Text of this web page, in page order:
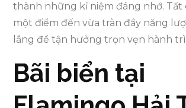
thành những kỉ niệm đáng nhớ. Tất
một điểm đến vừa tràn đầy năng
lắng để tận hưởng trọn vẹn hành
Bãi biển tại